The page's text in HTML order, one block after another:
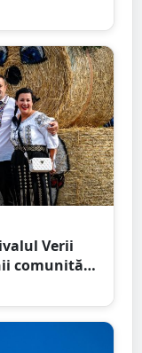
zi”
Verii
comunității